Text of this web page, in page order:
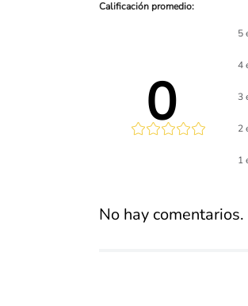
0
promedio
5
4
3
2
1
No hay comentarios.